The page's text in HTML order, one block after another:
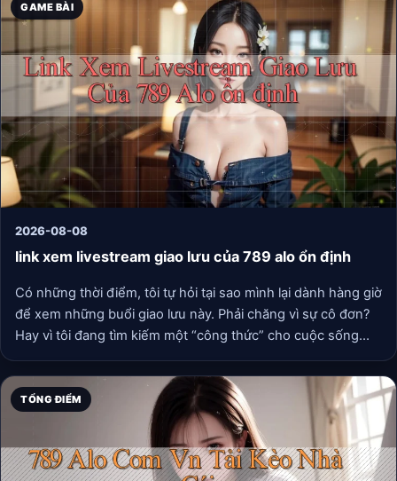
GAME BÀI
2026-08-08
link xem livestream giao lưu của 789 alo ổn định
Có những thời điểm, tôi tự hỏi tại sao mình lại dành hàng giờ
để xem những buổi giao lưu này. Phải chăng vì sự cô đơn?
Hay vì tôi đang tìm kiếm một “công thức” cho cuộc sống
của chính mình? Có lẽ, cả hai. Nhưng hơn hết, tôi nhận ra
rằng, chúng ta luôn cần những nơi chốn, dù là trên không
gian mạng, nơi mà mọi thứ được vận hành một cách chỉn
chu, nơi tiếng nói của mình được lắng nghe mà không bị
TỔNG ĐIỂM